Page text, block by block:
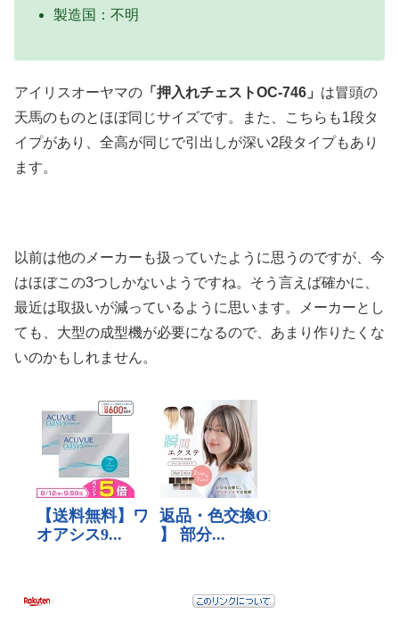
製造国：不明
アイリスオーヤマの 「押入れチェストOC-746」 は冒頭の
天馬のものとほぼ同じサイズです。また、こちらも1段タ
イプがあり、全高が同じで引出しが深い2段タイプもあり
ます。
以前は他のメーカーも扱っていたように思うのですが、今
はほぼこの3つしかないようですね。そう言えば確かに、
最近は取扱いが減っているように思います。メーカーとし
ても、大型の成型機が必要になるので、あまり作りたくな
いのかもしれません。